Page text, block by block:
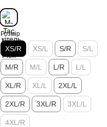
Розмір
XS/R XS/L S/R S/L
M/R M/L L/R L/L
XL/R XL/L 2XL/L
2XL/R 3XL/R 3XL/L
4XL/R